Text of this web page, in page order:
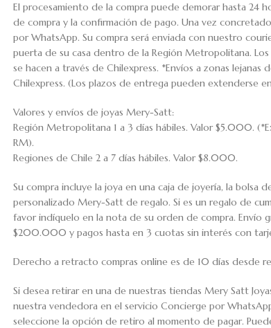
El procesamiento de la compra puede demorar hasta 24
de compra y la confirmación de pago. Una vez
por WhatsApp. Su compra será enviada con nuestro
puerta de su casa dentro de la Región Metropolitana.
se hacen a través de Chilexpress. *Envíos a zonas lejanas
Chilexpress. (Los plazos de entrega pueden extenderse
Valores y envíos de joyas Mery-Satt:
Región Metropolitana 1 a 3 días hábiles. Valor $5.000.
RM).
Regiones de Chile 2 a 7 días hábiles. Valor $8.000.
Su compra incluye la joya en una caja de joyería, la bolsa
personalizado Mery-Satt de regalo. Si es un regalo de
favor indíquelo en la nota de su orden de compra. Envío
$200.000 y pagos hasta en 3 cuotas sin interés con
Derecho a retracto compras online es de 10 días desde
Si desea retirar en una de nuestras tiendas Mery Satt
nuestra vendedora en el servicio Concierge por
seleccione la opción de retiro al momento de pagar.